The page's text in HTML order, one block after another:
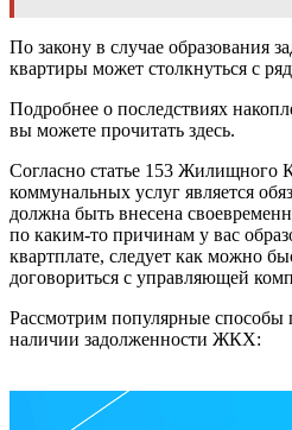
По закону в случае образования
квартиры может столкнуться с
Подробнее о последствиях
вы можете прочитать здесь.
Согласно статье 153 Жилищного
коммунальных услуг является
должна быть внесена
по каким-то причинам у вас
квартплате, следует как можно
договориться с управляющей
Рассмотрим популярные
наличии задолженности ЖКХ: